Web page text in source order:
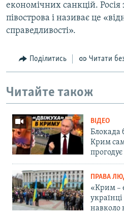
економічних санкцій. Росія
півострова і називає це
справедливості».
Поділитись Читати
Читайте також
ВІДЕО
Блокада
Крим сам
ПРАВА
«Крим –
навколо